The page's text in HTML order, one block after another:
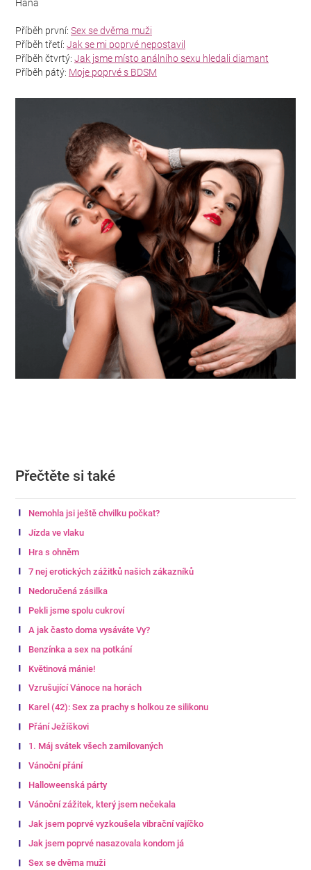
Hana
Příběh první: Sex se dvěma muži
Příběh třetí: Jak se mi poprvé nepostavil
Příběh čtvrtý: Jak jsme místo análního sexu hledali diamant
Příběh pátý: Moje poprvé s BDSM
Přečtěte si také
Nemohla jsi ještě chvilku počkat?
Jízda ve vlaku
Hra s ohněm
7 nej erotických zážitků našich zákazníků
Nedoručená zásilka
Pekli jsme spolu cukroví
A jak často doma vysáváte Vy?
Benzínka a sex na potkání
Květinová mánie!
Vzrušující Vánoce na horách
Karel (42): Sex za prachy s holkou ze silikonu
Přání Ježíškovi
1. Máj svátek všech zamilovaných
Vánoční přání
Halloweenská párty
Vánoční zážitek, který jsem nečekala
Jak jsem poprvé vyzkoušela vibrační vajíčko
Jak jsem poprvé nasazovala kondom já
Sex se dvěma muži